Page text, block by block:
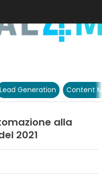
Lead Generation Content
alla
2021